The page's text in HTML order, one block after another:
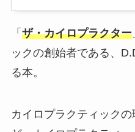
「 ザ・カイロプラクター
ックの創始者である、
る本。
カイロプラクティック